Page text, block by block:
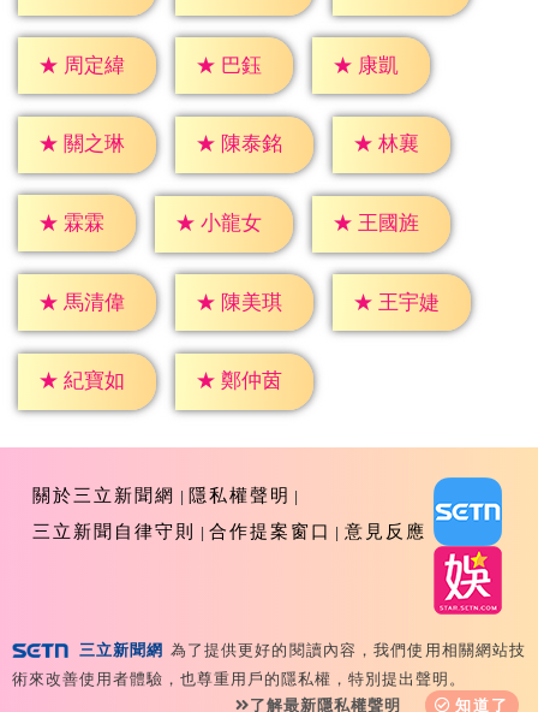
★ 周定緯 ★ 巴鈺 ★ 康凱
★ 關之琳 ★ 陳泰銘 ★ 林襄
★ 霖霖 ★ 小龍女 ★ 王國旌
★ 馬清偉 ★ 陳美琪 ★ 王宇婕
★ 紀寶如 ★ 鄭仲茵
關於三立新聞網
隱私權聲明
三立新聞自律守則
合作提案窗口 意見反應
Copyright ©2026 Sanlih E-Television All Rights
Reserved 版權所有 盜用必究 台北市內湖區舊宗路一段159
三立新聞網 為了提供更好的閱讀內容，我們使用相關網站技
術來改善使用者體驗，也尊重用戶的隱私權，特別提出聲明。
了解最新隱私權聲明
知道了